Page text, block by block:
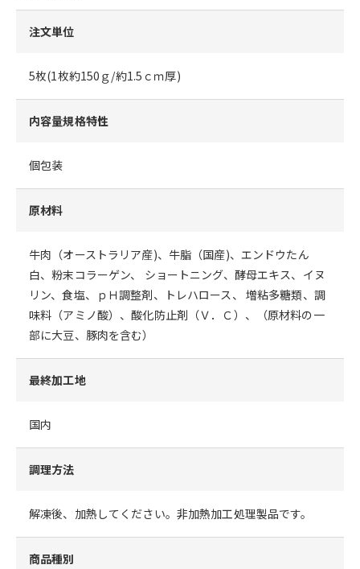
注文単位
5枚(1枚約150ｇ/約1.5ｃｍ厚)
内容量規格特性
個包装
原材料
牛肉（オーストラリア産)、牛脂（国産)、エンドウたん
白、粉末コラーゲン、 ショートニング、酵母エキス、イヌ
リン、食塩、ｐＨ調整剤、トレハロース、 増粘多糖類、調
味料（アミノ酸）、酸化防止剤（Ｖ．Ｃ）、（原材料の一
部に大豆、豚肉を含む）
最終加工地
国内
調理方法
解凍後、加熱してください。非加熱加工処理製品です。
商品種別